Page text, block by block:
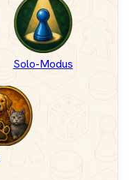
Solo-Modus